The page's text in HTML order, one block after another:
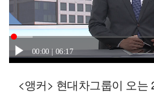
00:00 06:17
<앵커> 현대차그룹이 오는